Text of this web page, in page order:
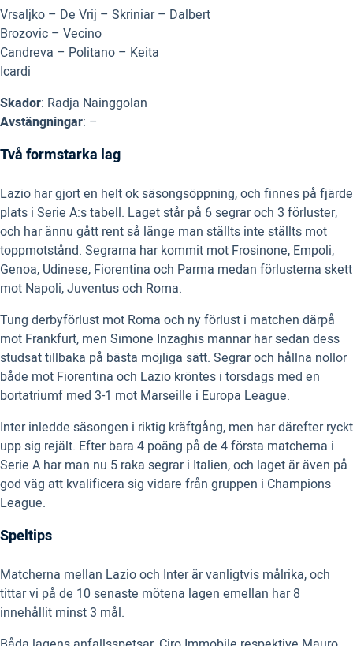
Vrsaljko – De Vrij – Skriniar – Dalbert
Brozovic – Vecino
Candreva – Politano – Keita
Icardi
Skador: Radja Nainggolan
Avstängningar: –
Två formstarka lag
Lazio har gjort en helt ok säsongsöppning, och finnes på fjärde
plats i Serie A:s tabell. Laget står på 6 segrar och 3 förluster,
och har ännu gått rent så länge man ställts inte ställts mot
toppmotstånd. Segrarna har kommit mot Frosinone, Empoli,
Genoa, Udinese, Fiorentina och Parma medan förlusterna skett
mot Napoli, Juventus och Roma.
Tung derbyförlust mot Roma och ny förlust i matchen därpå
mot Frankfurt, men Simone Inzaghis mannar har sedan dess
studsat tillbaka på bästa möjliga sätt. Segrar och hållna nollor
både mot Fiorentina och Lazio kröntes i torsdags med en
bortatriumf med 3-1 mot Marseille i Europa League.
Inter inledde säsongen i riktig kräftgång, men har därefter ryckt
upp sig rejält. Efter bara 4 poäng på de 4 första matcherna i
Serie A har man nu 5 raka segrar i Italien, och laget är även på
god väg att kvalificera sig vidare från gruppen i Champions
League.
Speltips
Matcherna mellan Lazio och Inter är vanligtvis målrika, och
tittar vi på de 10 senaste mötena lagen emellan har 8
innehållit minst 3 mål.